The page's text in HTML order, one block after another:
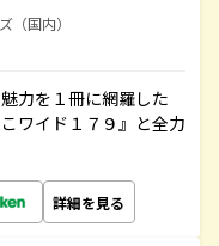
（国内）
力を１冊に網羅した
ワイド１７９』と全力
詳細を見る